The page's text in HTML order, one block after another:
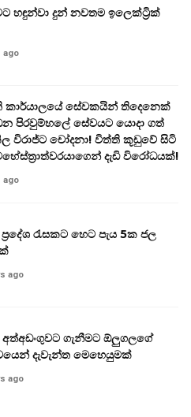
හඳුන්වා දුන් නවතම ඉලෙක්ට්‍රික්
ago
කාර්යාලයේ සේවකයින් තිදෙනෙක්
පිරවුම්හලේ සේවයට යොදා ගත්
විරාජ්ට චෝදනා! විත්ති කූඩුවේ සිටි
දැඩි විරෝධයක්!
ago
රැසකට හෙට පැය 5ක ජල
ago
අත්අඩංගුවට ගැනීමට ඕලුගලගේ
දැවැන්ත මෙහෙයුමක්
ago